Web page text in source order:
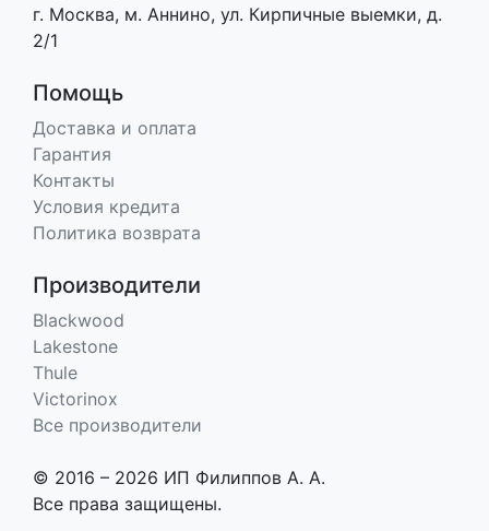
г. Москва, м. Аннино, ул. Кирпичные выемки, д.
2/1
Помощь
Доставка и оплата
Гарантия
Контакты
Условия кредита
Политика возврата
Производители
Blackwood
Lakestone
Thule
Victorinox
Все производители
© 2016 – 2026 ИП Филиппов А. А.
Все права защищены.